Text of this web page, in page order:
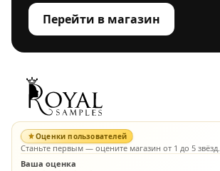
Перейти в магазин
Оценки пользователей
Станьте первым — оцените магазин от 1 до 5 звёзд.
Ваша оценка